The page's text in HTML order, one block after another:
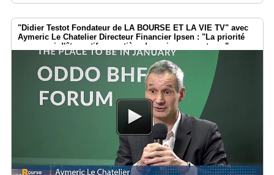
"Didier Testot Fondateur de LA BOURSE ET LA VIE TV" avec
Aymeric Le Chatelier Directeur Financier Ipsen : "La priorité
sera aussi d'être actif en matière de croissance externe".